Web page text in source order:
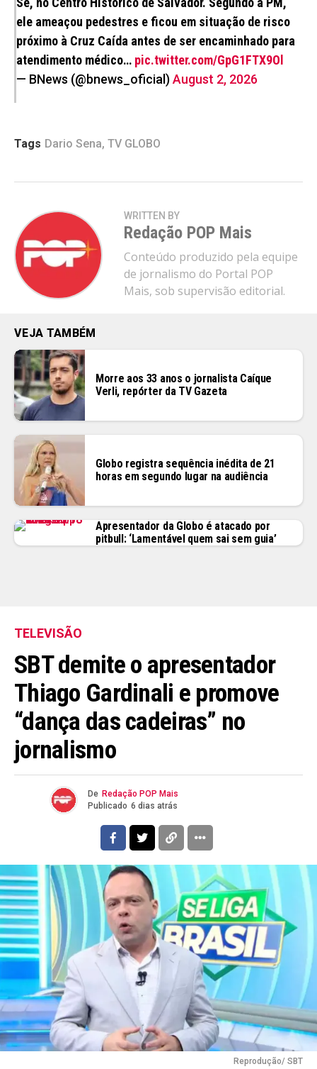
ele ameaçou pedestres e ficou em situação de risco
próximo à Cruz Caída antes de ser encaminhado para
atendimento médico… pic.twitter.com/GpG1FTX9Ol
— BNews (@bnews_oficial)August 2, 2026
Tags Dario Sena, TV GLOBO
WRITTEN BY
Redação POP Mais
Conteúdo produzido pela equipe
de jornalismo do Portal POP
Mais, sob supervisão editorial.
VEJA TAMBÉM
Morre aos 33 anos o jornalista Caíque
Verli, repórter da TV Gazeta
Globo registra sequência inédita de 21
horas em segundo lugar na audiência
Apresentador da Globo é atacado por
pitbull: ‘Lamentável quem sai sem guia’
TELEVISÃO
SBT demite o apresentador
Thiago Gardinali e promove
“dança das cadeiras” no
jornalismo
De Redação POP Mais
Publicado 6 dias atrás
Reprodução/ SBT